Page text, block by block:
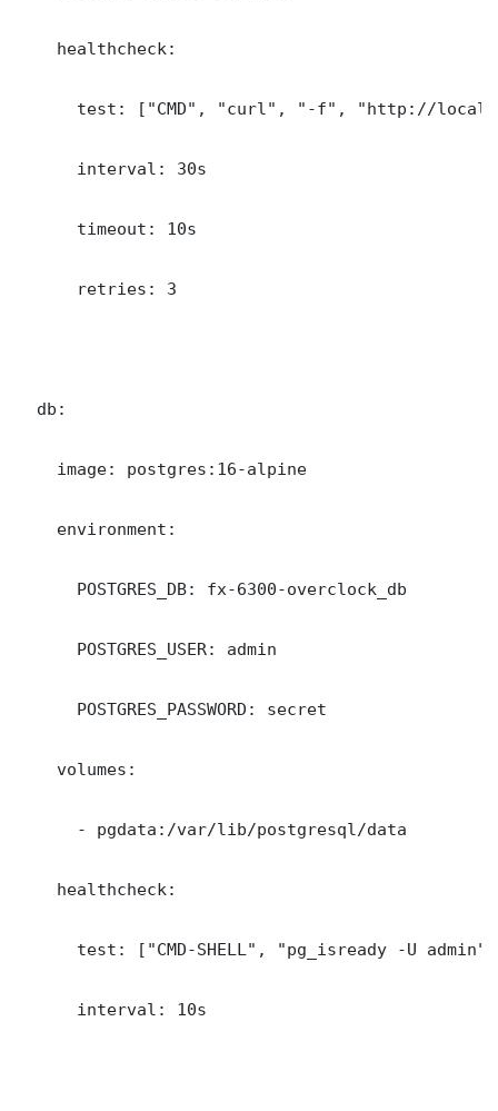
    healthcheck:
test: ["CMD", "curl", "-f", "http://
      interval: 30s
      timeout: 10s
      retries: 3
  db:
    image: postgres:16-alpine
    environment:
      POSTGRES_DB: fx-6300-overclock_db
      POSTGRES_USER: admin
      POSTGRES_PASSWORD: secret
    volumes:
      - pgdata:/var/lib/postgresql/data
    healthcheck:
      test: ["CMD-SHELL", "pg_isready -U admin"]
      interval: 10s